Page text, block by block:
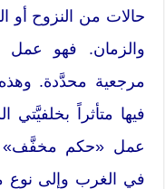
حالات من النزوح أو
والزمان. فهو عمل
مرجعية محدَّدة.
فيها متأثراً
عمل «حكم مخفَّف»
في الغرب وإلى نوع